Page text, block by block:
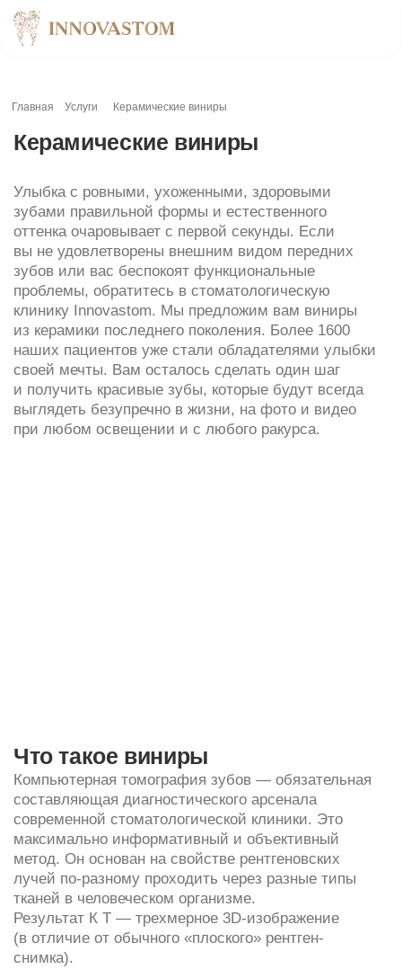
Керамические виниры
(в отличие от обычного «плоского» рентген-
Во время обследования рентгеновские
датчики делают множество оборотов вокруг
головы пациента.
Оборудование выполняет десятки снимков
в секунду в различных плоскостях (сверху,
снизу, с разных сторон).
Снимки тканей выполняются послойно,
причем глубину «срезов» можно настроить
вплоть до 1 мм и меньше.
Компьютерная программа мгновенно
оцифровывает и собирает воедино сотни
Улыбка с ровными, ухоженными, здоровыми
оттенка очаровывает с первой секунды. Если
вы не удовлетворены внешним видом передних
зубов или вас беспокоят функциональные
проблемы, обратитесь в стоматологическую
клинику Innovastom. Мы предложим вам виниры
из керамики последнего поколения. Более 1600
наших пациентов уже стали обладателями улыбки
своей мечты. Вам осталось сделать один шаг
и получить красивые зубы, которые будут всегда
выглядеть безупречно в жизни, на фото и видео
при любом освещении и с любого ракурса.